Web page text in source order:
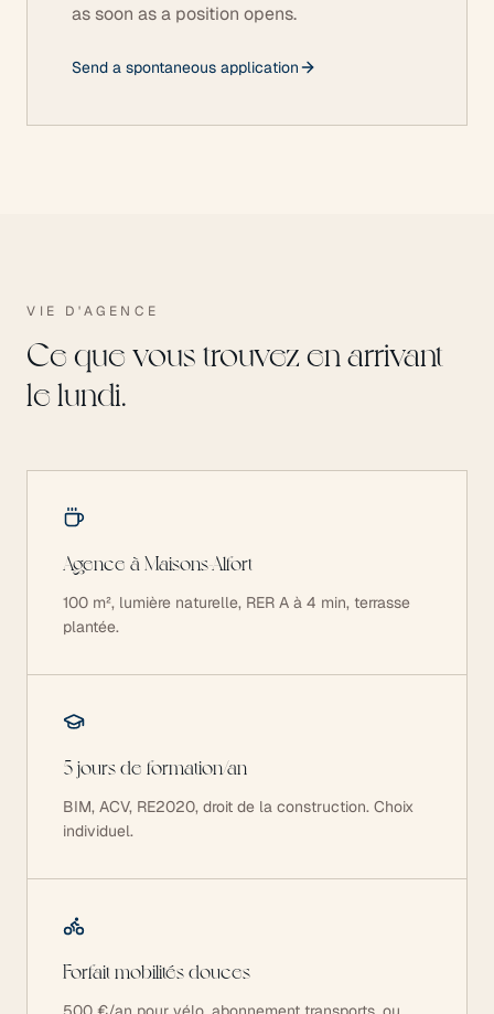
as soon as a position opens.
Send a spontaneous application
VIE D'AGENCE
Ce que vous trouvez en arrivant
le lundi.
Agence à Maisons-Alfort
100 m², lumière naturelle, RER A à 4 min, terrasse
plantée.
5 jours de formation/an
BIM, ACV, RE2020, droit de la construction. Choix
individuel.
Forfait mobilités douces